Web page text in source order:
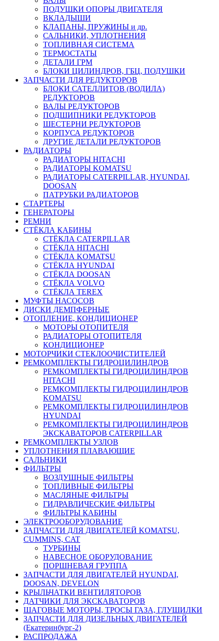
ПОДУШКИ ОПОРЫ ДВИГАТЕЛЯ
ВКЛАДЫШИ
КЛАПАНЫ, ПРУЖИНЫ и др.
САЛЬНИКИ, УПЛОТНЕНИЯ
ТОПЛИВНАЯ СИСТЕМА
ТЕРМОСТАТЫ
ДЕТАЛИ ГРМ
БЛОКИ ЦИЛИНДРОВ, ГБЦ, ПОДУШКИ
ЗАПЧАСТИ ДЛЯ РЕДУКТОРОВ
БЛОКИ САТЕЛЛИТОВ (ВОДИЛА)
РЕДУКТОРОВ
ВАЛЫ РЕДУКТОРОВ
ПОДШИПНИКИ РЕДУКТОРОВ
ШЕСТЕРНИ РЕДУКТОРОВ
КОРПУСА РЕДУКТОРОВ
ДРУГИЕ ДЕТАЛИ РЕДУКТОРОВ
РАДИАТОРЫ
РАДИАТОРЫ HITACHI
РАДИАТОРЫ KOMATSU
РАДИАТОРЫ CATERPILLAR, HYUNDAI,
DOOSAN
ПАТРУБКИ РАДИАТОРОВ
СТАРТЕРЫ
ГЕНЕРАТОРЫ
РЕМНИ
СТЁКЛА КАБИНЫ
СТЁКЛА CATERPILLAR
СТЁКЛА HITACHI
СТЁКЛА KOMATSU
СТЁКЛА HYUNDAI
СТЁКЛА DOOSAN
СТЁКЛА VOLVO
СТЁКЛА TEREX
МУФТЫ НАСОСОВ
ДИСКИ ДЕМПФЕРНЫЕ
ОТОПЛЕНИЕ, КОНДИЦИОНЕР
МОТОРЫ ОТОПИТЕЛЯ
РАДИАТОРЫ ОТОПИТЕЛЯ
КОНДИЦИОНЕР
МОТОРЧИКИ СТЕКЛООЧИСТИТЕЛЕЙ
РЕМКОМПЛЕКТЫ ГИДРОЦИЛИНДРОВ
РЕМКОМПЛЕКТЫ ГИДРОЦИЛИНДРОВ
HITACHI
РЕМКОМПЛЕКТЫ ГИДРОЦИЛИНДРОВ
KOMATSU
РЕМКОМПЛЕКТЫ ГИДРОЦИЛИНДРОВ
HYUNDAI
РЕМКОМПЛЕКТЫ ГИДРОЦИЛИНДРОВ
ЭКСКАВАТОРОВ CATERPILLAR
РЕМКОМПЛЕКТЫ УЗЛОВ
УПЛОТНЕНИЯ ПЛАВАЮЩИЕ
САЛЬНИКИ
ФИЛЬТРЫ
ВОЗДУШНЫЕ ФИЛЬТРЫ
ТОПЛИВНЫЕ ФИЛЬТРЫ
МАСЛЯНЫЕ ФИЛЬТРЫ
ГИДРАВЛИЧЕСКИЕ ФИЛЬТРЫ
ФИЛЬТРЫ КАБИНЫ
ЭЛЕКТРООБОРУДОВАНИЕ
ЗАПЧАСТИ ДЛЯ ДВИГАТЕЛЕЙ KOMATSU,
CUMMINS, CAT
ТУРБИНЫ
НАВЕСНОЕ ОБОРУДОВАНИЕ
ПОРШНЕВАЯ ГРУППА
ЗАПЧАСТИ ДЛЯ ДВИГАТЕЛЕЙ HYUNDAI,
DOOSAN, DEVELON
КРЫЛЬЧАТКИ ВЕНТИЛЯТОРОВ
ДАТЧИКИ ДЛЯ ЭКСКАВАТОРОВ
ШАГОВЫЕ МОТОРЫ, ТРОСЫ ГАЗА, ГЛУШИЛКИ
ЗАПЧАСТИ ДЛЯ ДИЗЕЛЬНЫХ ДВИГАТЕЛЕЙ
(Екатеринбург-2)
РАСПРОДАЖА